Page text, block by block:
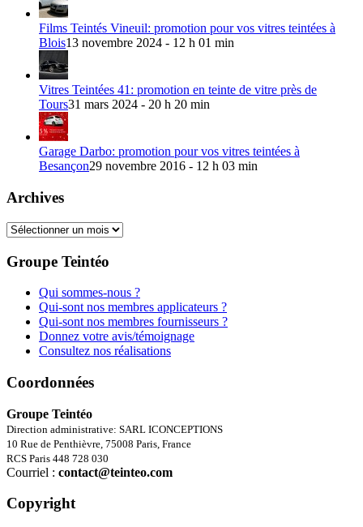
Films Teintés Vineuil: promotion pour vos vitres teintées à
Blois13 novembre 2024 - 12 h 01 min
Vitres Teintées 41: promotion en teinte de vitre près de
Tours31 mars 2024 - 20 h 20 min
Garage Darbo: promotion pour vos vitres teintées à
Besançon29 novembre 2016 - 12 h 03 min
Archives
Archives
Groupe Teintéo
Qui sommes-nous ?
Qui-sont nos membres applicateurs ?
Qui-sont nos membres fournisseurs ?
Donnez votre avis/témoignage
Consultez nos réalisations
Coordonnées
Groupe Teintéo
Direction administrative: SARL ICONCEPTIONS
10 Rue de Penthièvre, 75008 Paris, France
RCS Paris 448 728 030
Courriel : contact@teinteo.com
Copyright